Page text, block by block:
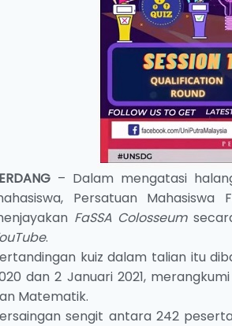
– Dalam mengatasi
Persatuan
FaSSA Colosseum
.
kuiz dalam talian itu
dan 2 Januari 2021,
Matematik.
sengit antara 242